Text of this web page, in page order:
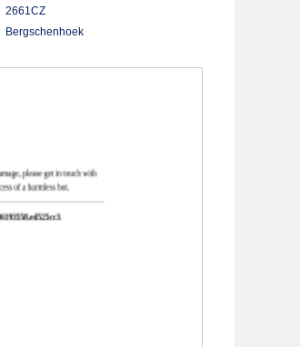
2661CZ
Bergschenhoek